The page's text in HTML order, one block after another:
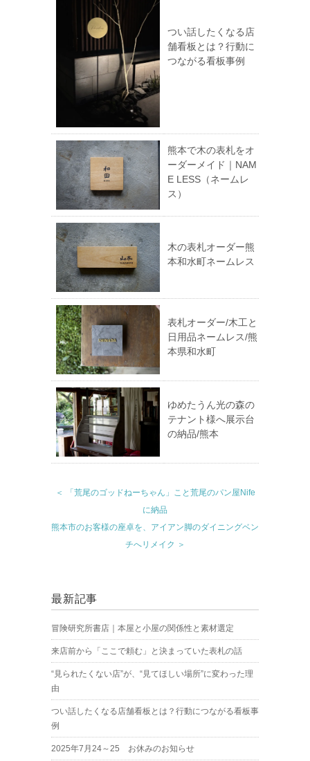
つい話したくなる店
舗看板とは？行動に
つながる看板事例
熊本で木の表札をオ
ーダーメイド｜NAM
E LESS（ネームレ
ス）
木の表札オーダー熊
本和水町ネームレス
表札オーダー/木工と
日用品ネームレス/熊
本県和水町
ゆめたうん光の森の
テナント様へ展示台
の納品/熊本
＜ 「荒尾のゴッドねーちゃん」こと荒尾のパン屋Nife
に納品
熊本市のお客様の座卓を、アイアン脚のダイニングベン
チへリメイク ＞
最新記事
冒険研究所書店｜本屋と小屋の関係性と素材選定
来店前から「ここで頼む」と決まっていた表札の話
“見られたくない店”が、“見てほしい場所”に変わった理
由
つい話したくなる店舗看板とは？行動につながる看板事
例
2025年7月24～25 お休みのお知らせ